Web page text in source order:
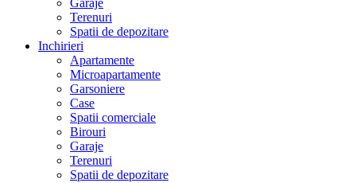
Garaje
Terenuri
Spatii de depozitare
Inchirieri
Apartamente
Microapartamente
Garsoniere
Case
Spatii comerciale
Birouri
Garaje
Terenuri
Spatii de depozitare